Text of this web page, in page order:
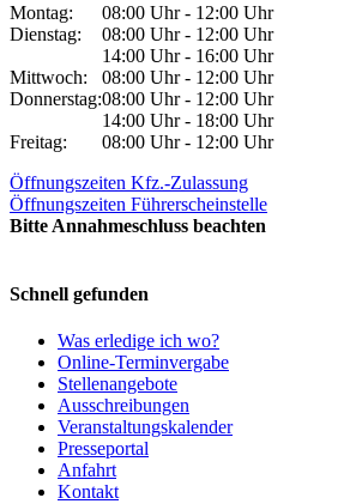
Montag:
08:00 Uhr - 12:00 Uhr
Dienstag:
08:00 Uhr - 12:00 Uhr
14:00 Uhr - 16:00 Uhr
Mittwoch:
08:00 Uhr - 12:00 Uhr
Donnerstag:08:00 Uhr - 12:00 Uhr
14:00 Uhr - 18:00 Uhr
Freitag:
08:00 Uhr - 12:00 Uhr
Öffnungszeiten Kfz.-Zulassung
Öffnungszeiten Führerscheinstelle
Bitte Annahmeschluss beachten
Schnell gefunden
Was erledige ich wo?
Online-Terminvergabe
Stellenangebote
Ausschreibungen
Veranstaltungskalender
Presseportal
Anfahrt
Kontakt